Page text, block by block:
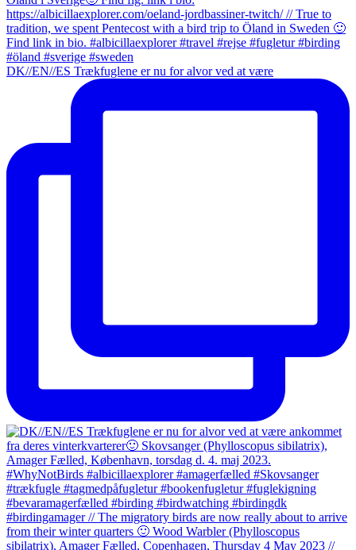
DK//EN//ES Trækfuglene er nu for alvor ved at være